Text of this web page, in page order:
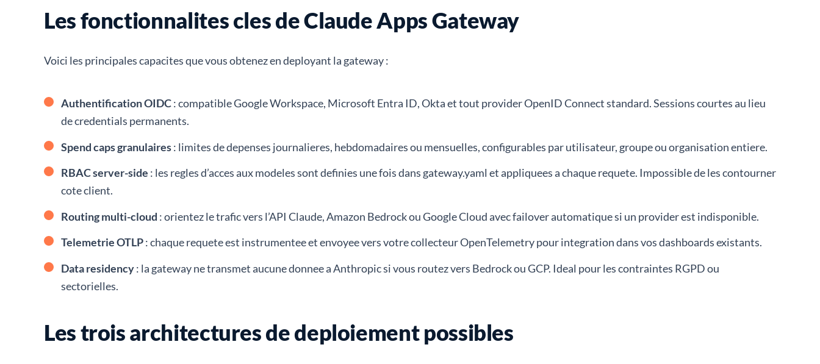
Les fonctionnalites cles de Claude Apps Gateway
Voici les principales capacites que vous obtenez en deployant la gateway :
Authentification OIDC: compatible Google Workspace, Microsoft Entra ID, Okta et tout provider OpenID Connect standard. Sessions courtes au lieu
de credentials permanents.
Spend caps granulaires: limites de depenses journalieres, hebdomadaires ou mensuelles, configurables par utilisateur, groupe ou organisation entiere.
RBAC server-side : les regles d’acces aux modeles sont definies une fois dans gateway.yaml et appliquees a chaque requete. Impossible de les contourner
cote client.
Routing multi-cloud : orientez le trafic vers l’API Claude, Amazon Bedrock ou Google Cloud avec failover automatique si un provider est indisponible.
Telemetrie OTLP: chaque requete est instrumentee et envoyee vers votre collecteur OpenTelemetry pour integration dans vos dashboards existants.
Data residency: la gateway ne transmet aucune donnee a Anthropic si vous routez vers Bedrock ou GCP. Ideal pour les contraintes RGPD ou
sectorielles.
Les trois architectures de deploiement possibles